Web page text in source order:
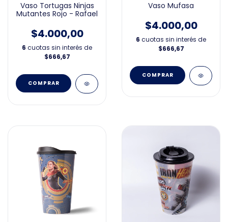
Vaso Tortugas Ninjas
Mutantes Rojo - Rafael
$4.000,00
6 cuotas sin interés de
$666,67
Vaso Mufasa
$4.000,00
6 cuotas sin interés de
$666,67